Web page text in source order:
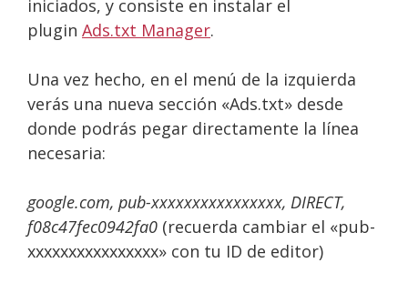
iniciados, y consiste en instalar el
plugin Ads.txt Manager.
Una vez hecho, en el menú de la izquierda
verás una nueva sección «Ads.txt» desde
donde podrás pegar directamente la línea
necesaria:
google.com, pub-xxxxxxxxxxxxxxxx, DIRECT,
f08c47fec0942fa0 (recuerda cambiar el «pub-
xxxxxxxxxxxxxxxx» con tu ID de editor)